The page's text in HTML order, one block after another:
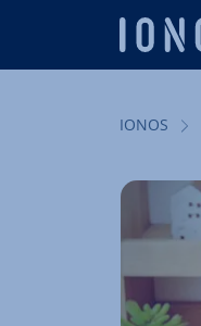
IONOS